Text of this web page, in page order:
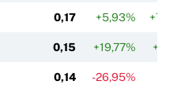
0,17 +5,93%
0,15 +19,77%
0,14 -26,95%